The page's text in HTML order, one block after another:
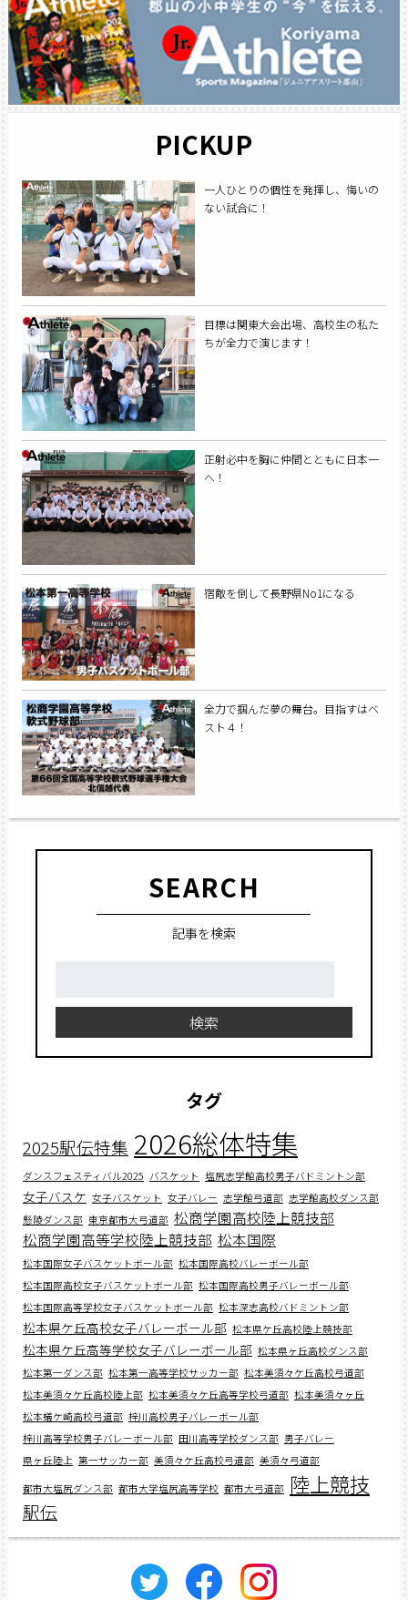
PICKUP
一人ひとりの個性を発揮し、悔いの
ない試合に！
目標は関東大会出場、高校生の私た
ちが全力で演じます！
正射必中を胸に仲間とともに日本一
へ！
宿敵を倒して長野県No1になる
全力で掴んだ夢の舞台。目指すはベ
スト４！
SEARCH
記事を検索
検索
タグ
2025駅伝特集 2026総体特集
ダンスフェスティバル2025 バスケット 塩尻志学館高校男子バドミントン部
女子バスケ 女子バスケット 女子バレー 志学館弓道部 志学館高校ダンス部
懸陵ダンス部 東京都市大弓道部 松商学園高校陸上競技部
松商学園高等学校陸上競技部 松本国際
松本国際女子バスケットボール部 松本国際高校バレーボール部
松本国際高校女子バスケットボール部 松本国際高校男子バレーボール部
松本国際高等学校女子バスケットボール部 松本深志高校バドミントン部
松本県ケ丘高校女子バレーボール部 松本県ケ丘高校陸上競技部
松本県ケ丘高等学校女子バレーボール部 松本県ヶ丘高校ダンス部
松本第一ダンス部 松本第一高等学校サッカー部 松本美須々ケ丘高校弓道部
松本美須々ケ丘高校陸上部 松本美須々ケ丘高等学校弓道部 松本美須々ヶ丘
松本蟻ケ崎高校弓道部 梓川高校男子バレーボール部
梓川高等学校男子バレーボール部 田川高等学校ダンス部 男子バレー
県ヶ丘陸上 第一サッカー部 美須々ケ丘高校弓道部 美須々弓道部
都市大塩尻ダンス部 都市大学塩尻高等学校 都市大弓道部 陸上競技
駅伝